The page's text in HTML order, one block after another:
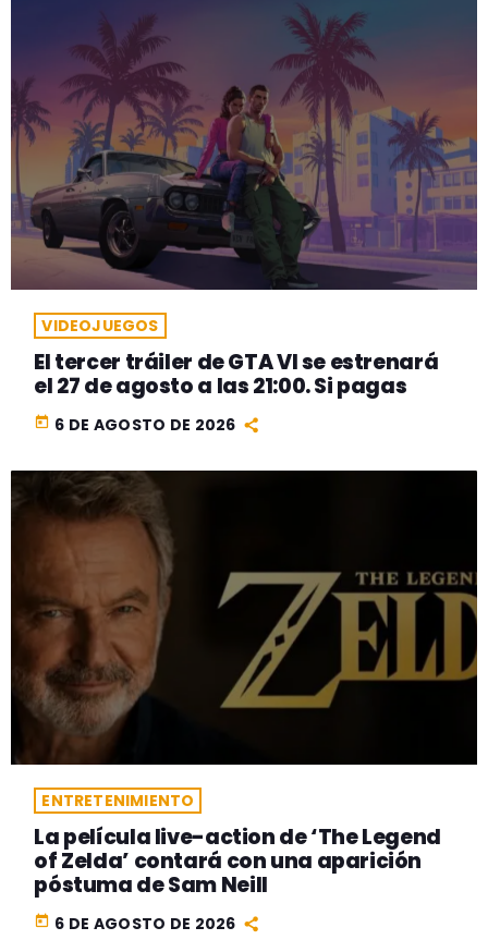
VIDEOJUEGOS
El tercer tráiler de GTA VI se estrenará
el 27 de agosto a las 21:00. Si pagas
today 6 DE AGOSTO DE 2026
ENTRETENIMIENTO
La película live-action de ‘The Legend
of Zelda’ contará con una aparición
póstuma de Sam Neill
today 6 DE AGOSTO DE 2026